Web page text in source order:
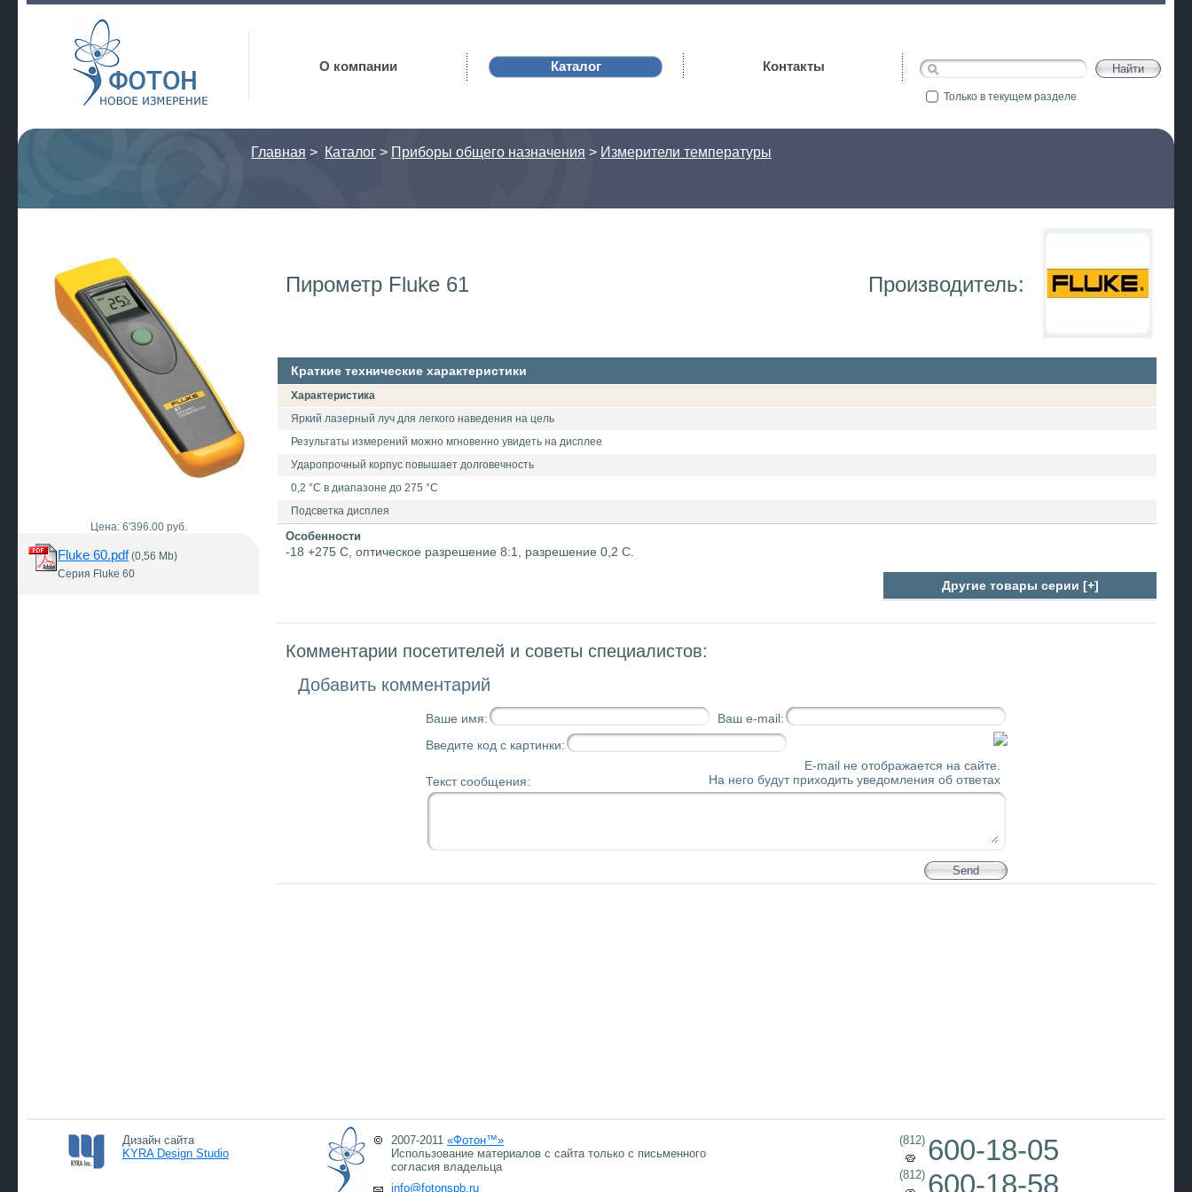
Фотон
О компании Каталог Контакты
Только в текущем разделе
Главная > Каталог > Приборы общего назначения > Измерители температуры
Цена: 6'396.00 руб.
Fluke 60.pdf(0,56 Mb)
Серия Fluke 60
Пирометр Fluke 61 Производитель:
Краткие технические характеристики
Характеристика
Яркий лазерный луч для легкого наведения на цель
Результаты измерений можно мгновенно увидеть на дисплее
Ударопрочный корпус повышает долговечность
0,2 °C в диапазоне до 275 °C
Подсветка дисплея
Особенности
-18 +275 C, оптическое разрешение 8:1, разрешение 0,2 С.
Другие товары серии [+]
Комментарии посетителей и советы специалистов:
Добавить комментарий
Ваше имя:
Ваш e-mail:
Введите код с картинки:
Текст сообщения:
E-mail не отображается на сайте.
На него будут приходить уведомления об ответах
Дизайн сайта
KYRA Design Studio
2007-2011 «Фотон™»
Использование материалов с сайта только с письменного
согласия владельца
info@fotonspb.ru
(812) 600-18-05
(812) 600-18-58